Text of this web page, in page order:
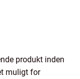
produkt inden
muligt for